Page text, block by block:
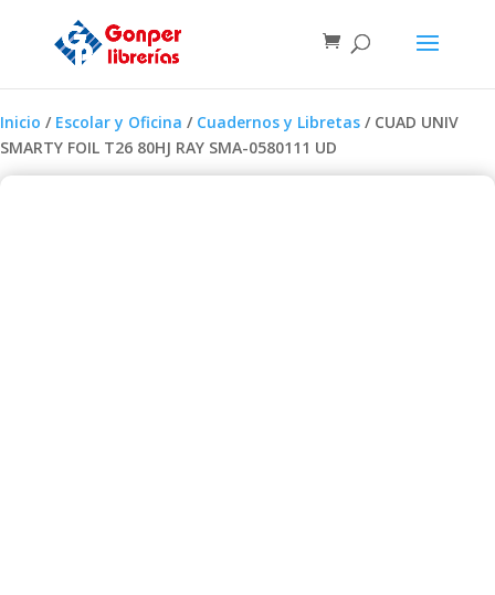
Inicio / Escolar y Oficina / Cuadernos y Libretas / CUAD UNIV
SMARTY FOIL T26 80HJ RAY SMA-0580111 UD